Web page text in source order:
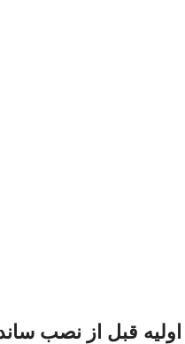
قبل از نصب ساندبار